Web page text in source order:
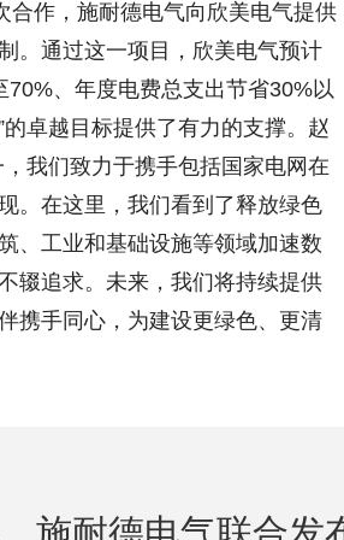
合作，施耐德电气向欣美电气提供
。通过这一项目，欣美电气预计
、年度电费总支出节省30%以
卓越目标提供了有力的支撑。赵
我们致力于携手包括国家电网在
。在这里，我们看到了释放绿色
、工业和基础设施等领域加速数
辍追求。未来，我们将持续提供
携手同心，为建设更绿色、更清